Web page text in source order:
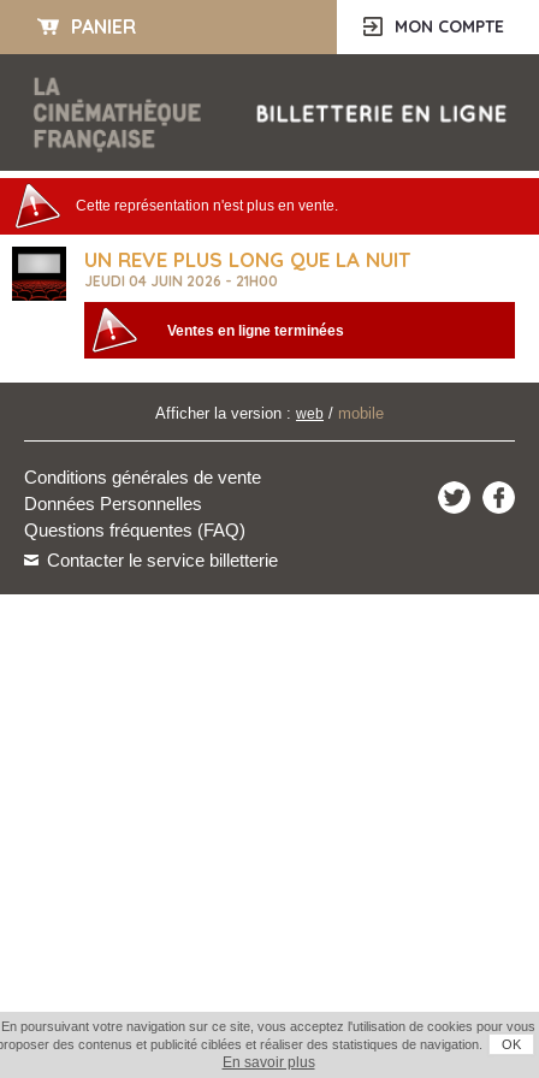
PANIER MON COMPTE
Cette représentation n'est plus en vente.
UN REVE PLUS LONG QUE LA NUIT
JEUDI 04 JUIN 2026 - 21H00
Ventes en ligne terminées
Afficher la version : web / mobile
Questions fréquentes (FAQ)
Conditions générales de vente
Données Personnelles
Contacter le service billetterie
En poursuivant votre navigation sur ce site, vous acceptez l'utilisation de cookies pour vous
des contenus et publicité ciblées et réaliser des statistiques de navigation.
OK
En savoir plus